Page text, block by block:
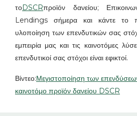
τοDSCRπροϊόν δανείου;
Lendings σήμερα και κάντε το
υλοποίηση των επενδυτικών σας
εμπειρία μας και τις καινοτόμες
επενδυτικοί σας στόχοι είναι εφικτοί.
Βίντεο:Μεγιστοποίηση των
καινοτόμο προϊόν δανείου DSCR